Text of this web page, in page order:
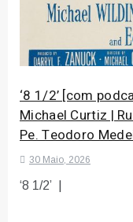
‘8 1/2’ [com
Michael Curtiz |
Pe. Teodoro
30 Maio, 2026
‘8 1/2’ |